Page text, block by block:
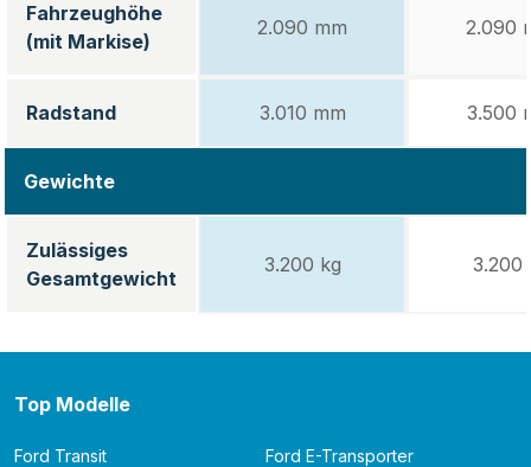
Fahrzeughöhe
(mit Markise)
2.090 mm 2.090
Radstand 3.010 mm 3.500
Gewichte
Zulässiges
Gesamtgewicht
3.200 kg 3.200
Top Modelle
Ford Transit Ford E-Transporter